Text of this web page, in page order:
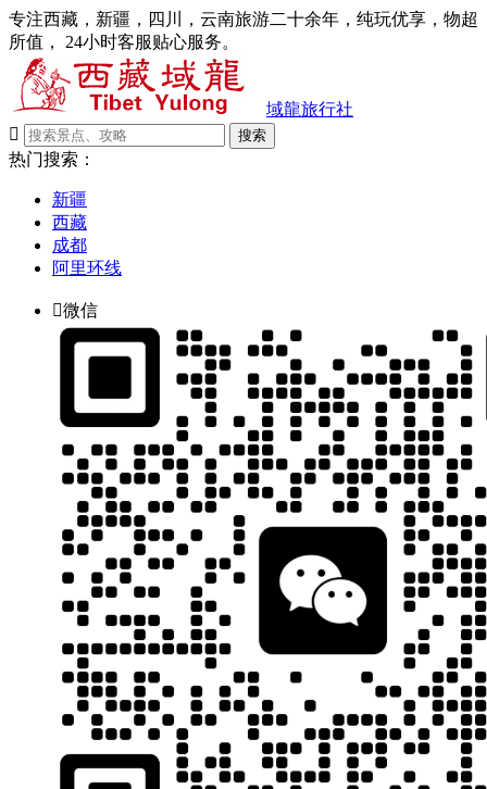
专注西藏，新疆，四川，云南旅游二十余年，纯玩优享，物超
所值， 24小时客服贴心服务。
域龍旅行社

搜索
热门搜索：
新疆
西藏
成都
阿里环线
微信